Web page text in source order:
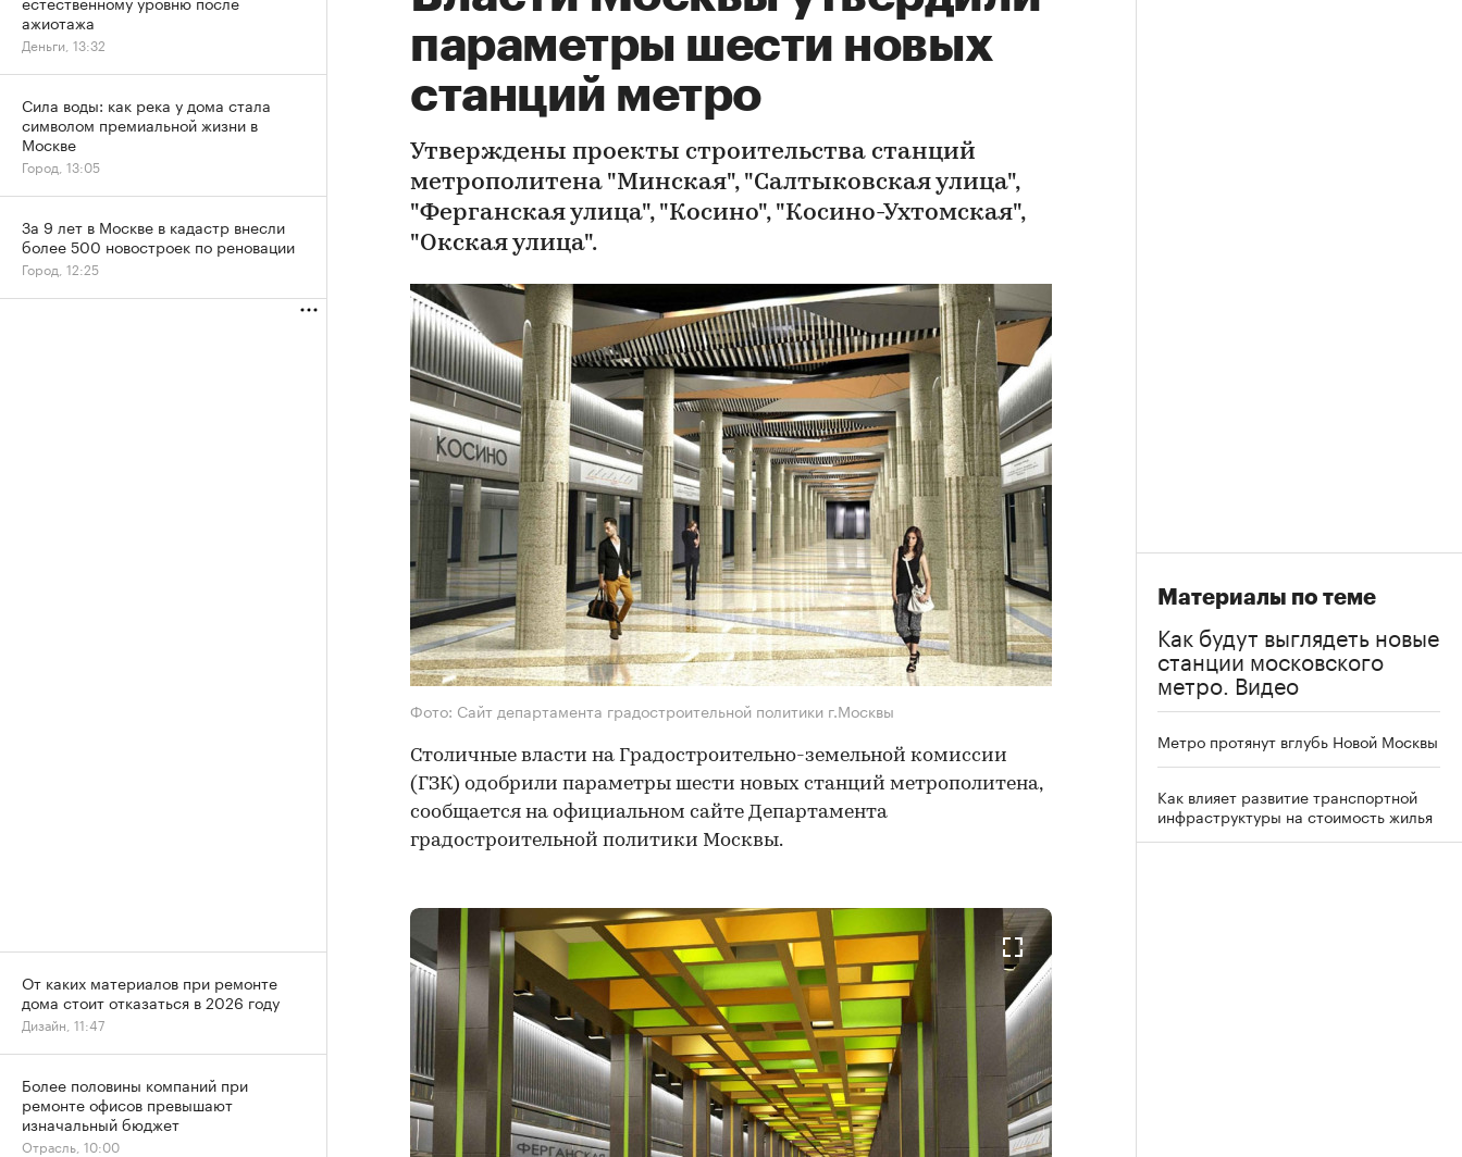
параметры шести новых
станций метро
Утверждены проекты строительства станций
метрополитена "Минская", "Салтыковская улица",
"Ферганская улица", "Косино", "Косино-Ухтомская",
"Окская улица".
Фото: Сайт департамента градостроительной политики г.Москвы
Столичные власти на Градостроительно-земельной комиссии
(ГЗК) одобрили параметры шести новых станций метрополитена,
сообщается на официальном сайте Департамента
градостроительной политики Москвы.
Материалы по теме
Как будут выглядеть новые
станции московского
метро. Видео
Метро протянут вглубь Новой Москвы
Как влияет развитие транспортной
инфраструктуры на стоимость жилья
ажиотажа
Деньги, 13:32
Сила воды: как река у дома стала
символом премиальной жизни в
Москве
Город, 13:05
За 9 лет в Москве в кадастр внесли
более 500 новостроек по реновации
Город, 12:25
От каких материалов при ремонте
дома стоит отказаться в 2026 году
Дизайн, 11:47
Более половины компаний при
ремонте офисов превышают
изначальный бюджет
Отрасль, 10:00